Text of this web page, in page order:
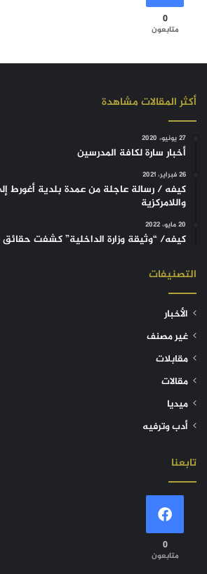
0
متابعون
أكثر المقالات مشاهدة
27 يونيو، 2020
أخبار سارة لكافة المدرسين
26 فبراير، 2021
كيفه / رسالة عاجلة من عمدة بلدية أغورط
واللامركزية
20 مايو، 2022
كيفه/ “وثيقة وزارة الداخلية” كشفت
التصنيفات
الأخبار
غير مصنف
مقابلات
مقالات
ميديا
أدب وترفيه
تابعنا
0
متابعون